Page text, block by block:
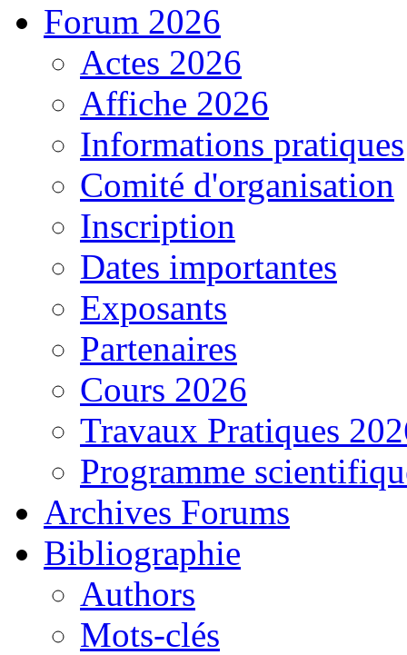
Forum 2026
Actes 2026
Affiche 2026
Informations pratiques
Comité d'organisation
Inscription
Dates importantes
Exposants
Partenaires
Cours 2026
Travaux Pratiques
Programme
Archives Forums
Bibliographie
Authors
Mots-clés